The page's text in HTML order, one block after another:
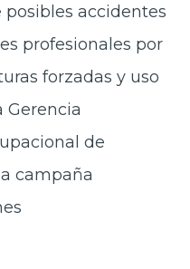
accidentes
profesionales por
forzadas y uso
Gerencia
de
campaña